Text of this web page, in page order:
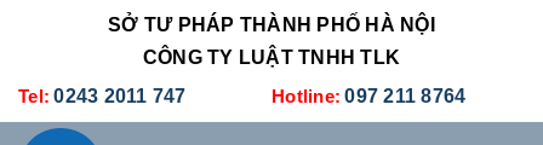
SỞ TƯ PHÁP THÀNH PHỐ HÀ NỘI
CÔNG TY LUẬT TNHH TLK
Tel: 0243 2011 747 Hotline: 097 211 8764